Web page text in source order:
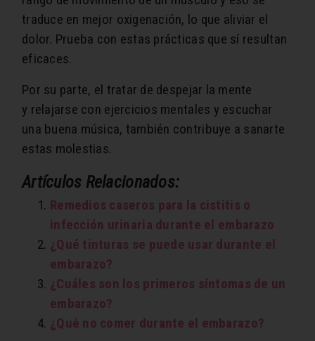
traduce en mejor oxigenación, lo que aliviar el
dolor. Prueba con estas prácticas que sí resultan
eficaces.
Por su parte, el tratar de despejar la mente
y relajarse con ejercicios mentales y escuchar
una buena música, también contribuye a sanarte
estas molestias.
Artículos Relacionados:
Remedios caseros para la cistitis o
infección urinaria durante el embarazo
¿Qué tinturas se puede usar durante el
embarazo?
¿Cuáles son los primeros síntomas de un
embarazo?
¿Qué no comer durante el embarazo?